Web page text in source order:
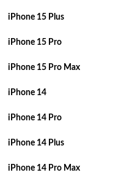
iPhone 15 Plus
iPhone 15 Pro
iPhone 15 Pro Max
iPhone 14
iPhone 14 Pro
iPhone 14 Plus
iPhone 14 Pro Max